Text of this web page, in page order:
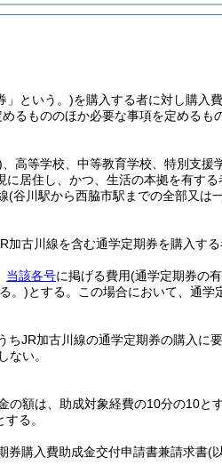
」という。)を購入する者に対し購入
めるもののほか必要な事項を定めるも
、高等学校、中等教育学校、特別支援
居住し、かつ、生活の本拠を有する
(谷川駅から西脇市駅までの全部又は
加古川線を含む通学定期券を購入する
当該各号に掲げる費用(通学定期券の
。)とする。
この場合において、通学
JR加古川線の通学定期券の購入に
ない。
額は、助成対象経費の10分の10とす
る。
券購入費助成金交付申請書兼請求書(